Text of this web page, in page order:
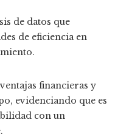
de datos que
de eficiencia en
financieras y
evidenciando que es
con un